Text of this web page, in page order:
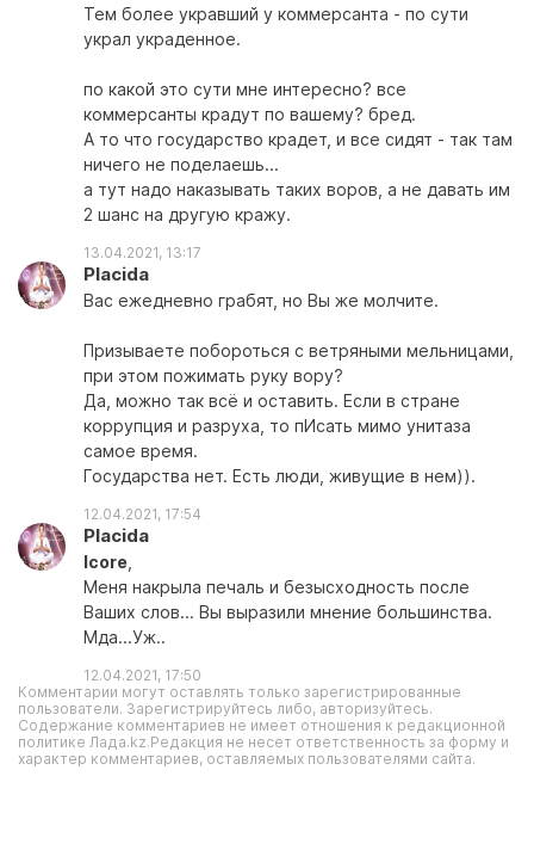
Тем более укравший у коммерсанта - по сути
украл украденное.
по какой это сути мне интересно? все
коммерсанты крадут по вашему? бред.
А то что государство крадет, и все сидят - так там
ничего не поделаешь...
а тут надо наказывать таких воров, а не давать им
2 шанс на другую кражу.
13.04.2021, 13:17
Placida
Вас ежедневно грабят, но Вы же молчите.
Призываете побороться с ветряными мельницами,
при этом пожимать руку вору?
Да, можно так всё и оставить. Если в стране
коррупция и разруха, то пИсать мимо унитаза
самое время.
Государства нет. Есть люди, живущие в нем)).
12.04.2021, 17:54
Placida
Icore
Меня накрыла печаль и безысходность после
Ваших слов... Вы выразили мнение большинства.
Мда...Уж..
12.04.2021, 17:50
Комментарии могут оставлять только зарегистрированные
пользователи. Зарегистрируйтесь либо, авторизуйтесь.
Содержание комментариев не имеет отношения к редакционной
политике Лада.kz.Редакция не несет ответственность за форму и
характер комментариев, оставляемых пользователями сайта.